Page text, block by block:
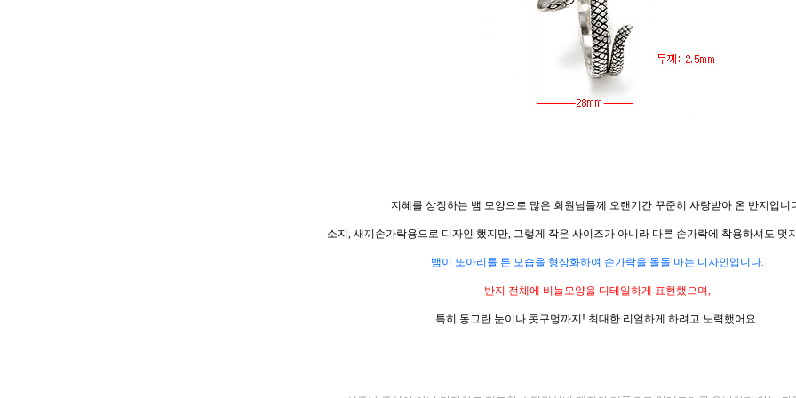
지혜를 상징하는 뱀 모양으로 많은 회원님들께 오랜기간 꾸준히 사랑받아 온 반지입니
소지, 새끼손가락용으로 디자인 했지만, 그렇게 작은 사이즈가 아니라 다른 손가락에 착용하셔도 멋
뱀이 또아리를 튼 모습을 형상화하여 손가락을 돌돌 마는 디자인입니다.
반지 전체에 비늘모양을 디테일하게 표현했으며,
특히 동그란 눈이나 콧구멍까지! 최대한 리얼하게 하려고 노력했어요.